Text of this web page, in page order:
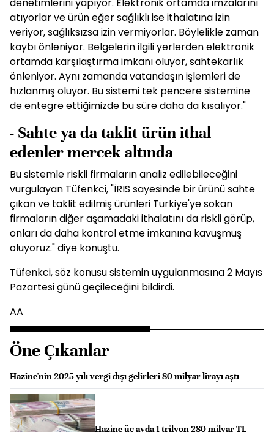
atıyorlar ve ürün eğer sağlıklı ise ithalatına izin
veriyor, sağlıksızsa izin vermiyorlar. Böylelikle zaman
kaybı önleniyor. Belgelerin ilgili yerlerden elektronik
ortamda karşılaştırma imkanı oluyor, sahtekarlık
önleniyor. Aynı zamanda vatandaşın işlemleri de
hızlanmış oluyor. Bu sistemi tek pencere sistemine
de entegre ettiğimizde bu süre daha da kısalıyor."
- Sahte ya da taklit ürün ithal
edenler mercek altında
Bu sistemle riskli firmaların analiz edilebileceğini
vurgulayan Tüfenkci, "İRİS sayesinde bir ürünü sahte
çıkan ve taklit edilmiş ürünleri Türkiye'ye sokan
firmaların diğer aşamadaki ithalatını da riskli görüp,
onları da daha kontrol etme imkanına kavuşmuş
oluyoruz." diye konuştu.
Tüfenkci, söz konusu sistemin uygulanmasına 2 Mayıs
Pazartesi günü geçileceğini bildirdi.
AA
Öne Çıkanlar
Hazine'nin 2025 yılı vergi dışı gelirleri 80 milyar lirayı aştı
Hazine üç ayda 1 trilyon 280 milyar TL